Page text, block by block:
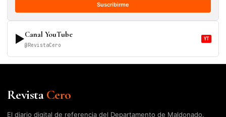
Suscribirme
▶Canal YouTube
@RevistaCero
YT
RevistaCero
El diario digital de referencia del Departamento de Maldonado.